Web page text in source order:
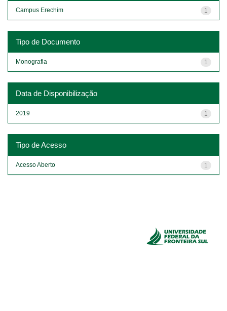
1
Campus Erechim
Tipo de Documento
1
Monografia
Data de Disponibilização
1
2019
Tipo de Acesso
1
Acesso Aberto